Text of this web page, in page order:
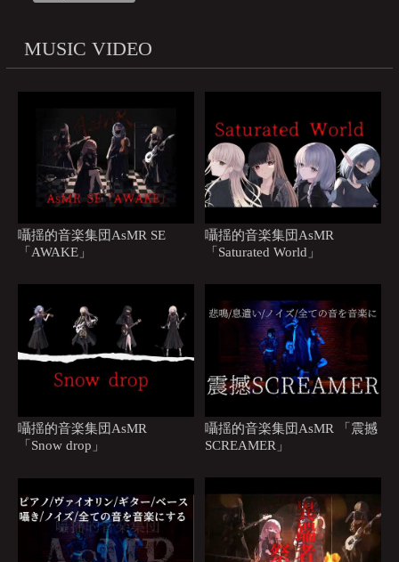
MUSIC VIDEO
囁揺的音楽集団AsMR SE
「AWAKE」
囁揺的音楽集団AsMR
「Saturated World」
囁揺的音楽集団AsMR
「Snow drop」
囁揺的音楽集団AsMR 「震撼
SCREAMER」